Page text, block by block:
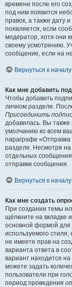
времени после его
под ним появится
правок, а также дату
появляется, если
модератор, хотя они
своему усмотрению.
сообщение, если на
Вернуться к началу
Как мне добавить
Чтобы добавить
личном разделе.
Присоединить
добавилась. Вы
умолчанию ко всем
параграфе
разделе. Несмотря
отдельных
отправки сообщения.
Вернуться к началу
Как мне создать
При создании темы
щёлкните на вкладке
основной формой для
используемого
не имеете прав на
варианта ответа в
вариант находится на
можете задать
пользователи при
период проведения